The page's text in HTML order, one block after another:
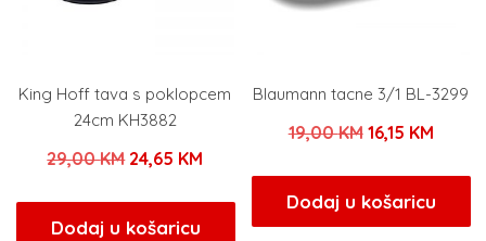
King Hoff tava s poklopcem
24cm KH3882
29,00KM Izvorna
bila
24,65 KM
Dodaj u košaricu
Blaumann tacne 3/1 BL-3299
19,00KM Izvorna
bila
je:
16,15 KM
je:
16,15
Dodaj u košaricu